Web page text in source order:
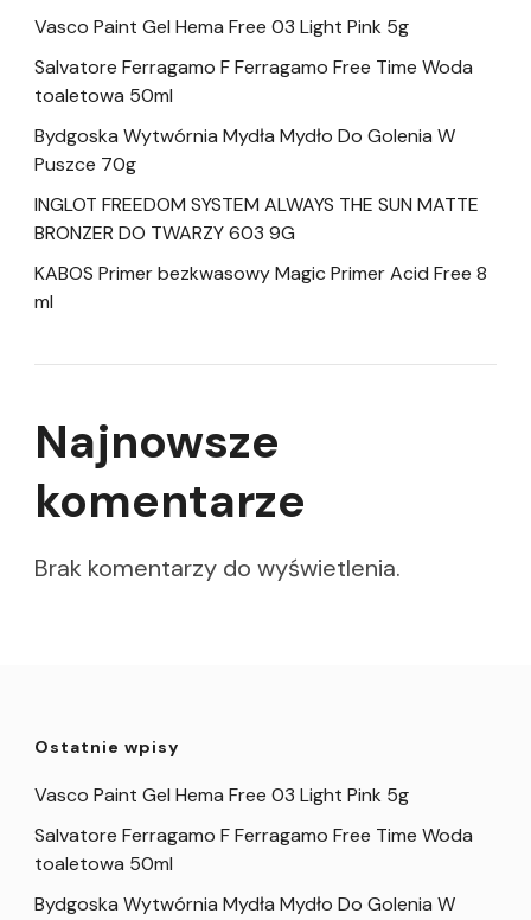
Vasco Paint Gel Hema Free 03 Light Pink 5g
Salvatore Ferragamo F Ferragamo Free Time Woda
toaletowa 50ml
Bydgoska Wytwórnia Mydła Mydło Do Golenia W
Puszce 70g
INGLOT FREEDOM SYSTEM ALWAYS THE SUN MATTE
BRONZER DO TWARZY 603 9G
KABOS Primer bezkwasowy Magic Primer Acid Free 8
ml
Najnowsze
komentarze
Brak komentarzy do wyświetlenia.
Ostatnie wpisy
Vasco Paint Gel Hema Free 03 Light Pink 5g
Salvatore Ferragamo F Ferragamo Free Time Woda
toaletowa 50ml
Bydgoska Wytwórnia Mydła Mydło Do Golenia W